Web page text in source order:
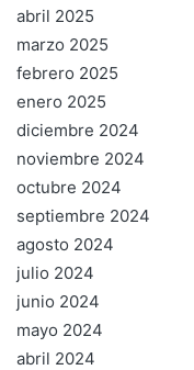
abril 2025
marzo 2025
febrero 2025
enero 2025
diciembre 2024
noviembre 2024
octubre 2024
septiembre 2024
agosto 2024
julio 2024
junio 2024
mayo 2024
abril 2024